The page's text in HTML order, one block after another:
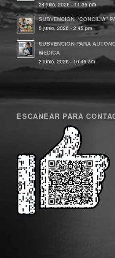
24 julio, 2026 - 11:35 pm
SUBVENCION “CONCILIA”
5 junio, 2026 - 2:45 pm
SUBVENCION PARA
MEDICA
3 junio, 2026 - 10:45 am
ESCANEAR PARA